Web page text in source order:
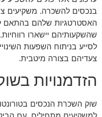
בנכסים להשכרה. משקיעים
האסטרטגיות שלהם בהתאם
שהשקעותיהם יישארו
לסייע בניתוח השפעות
צעדיהם בצורה מיטבית.
הזדמנויות
שוק השכרת הנכסים